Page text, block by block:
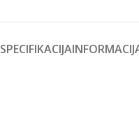
SPECIFIKACIJA